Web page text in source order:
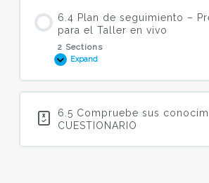
6.4 Plan de seguimiento –
para el Taller en vivo
2 Sections
Expand
6.4
de
Preparación
para
el
en
6.5 Compruebe sus
CUESTIONARIO